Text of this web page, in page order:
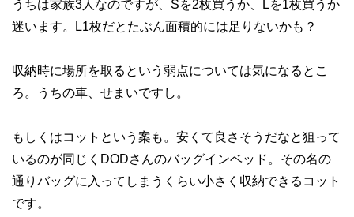
うちは家族3人なのですが、Sを2枚買うか、Lを1枚買うか
迷います。L1枚だとたぶん面積的には足りないかも？
収納時に場所を取るという弱点については気になるとこ
ろ。うちの車、せまいですし。
もしくはコットという案も。安くて良さそうだなと狙って
いるのが同じくDODさんのバッグインベッド。その名の
通りバッグに入ってしまうくらい小さく収納できるコット
です。